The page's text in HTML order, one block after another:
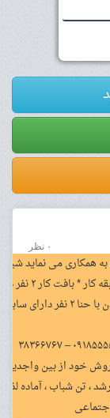
۰ نظر
خود از بین واجدین
، تن شباب ، آماده